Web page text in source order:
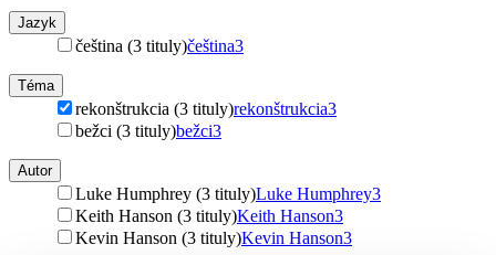
Jazyk
čeština (3 tituly)čeština3
Téma
rekonštrukcia (3 tituly)rekonštrukcia3
bežci (3 tituly)bežci3
Autor
Luke Humphrey (3 tituly)Luke Humphrey3
Keith Hanson (3 tituly)Keith Hanson3
Kevin Hanson (3 tituly)Kevin Hanson3